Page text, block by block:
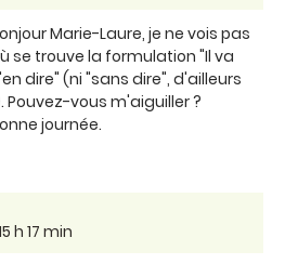
Marie-Laure, je ne vois pas
se trouve la formulation "Il va
dire" (ni "sans dire", d'ailleurs
Pouvez-vous m'aiguiller ?
journée.
h 17 min